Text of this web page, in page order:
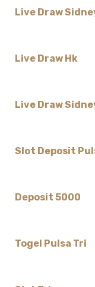
Live Draw
Live Draw Hk
Live Draw
Slot Deposit
Deposit 5000
Togel Pulsa Tri